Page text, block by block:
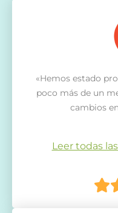
«Hemos estado
poco más de un
cambios
Leer todas